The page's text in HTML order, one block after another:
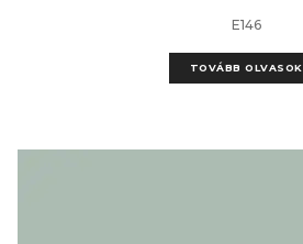
E146
TOVÁBB OLVASOK